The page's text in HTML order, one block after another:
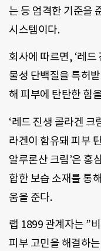
는 등 엄격한 기준을
시스템이다.
회사에 따르면, ‘레드
물성 단백질을 특허
해 피부에 탄탄한 힘
‘레드 진생 콜라겐 크
라겐이 함유돼 피부
알루론산 크림’은 홍
합한 보습 소재를 통
움을 준다.
랩 1899 관계자는 ”
피부 고민을 해결하